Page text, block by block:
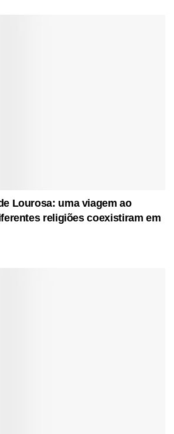
Lourosa: uma viagem ao
religiões coexistiram em